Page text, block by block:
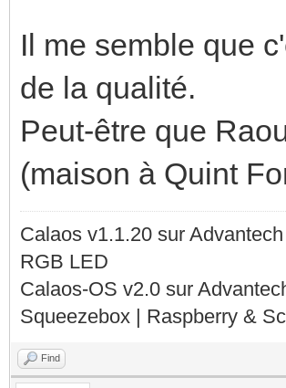
Il me semble que
de la qualité.
Peut-être que
(maison à Quint
Calaos v1.1.20 sur
RGB LED
Calaos-OS v2.0 sur
Squeezebox | Raspberry &
Find